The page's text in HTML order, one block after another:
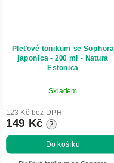
Pleťové tonikum se Sophora
japonica - 200 ml - Natura
Estonica
Skladem
123 Kč bez DPH
149 Kč ?
Do košíku